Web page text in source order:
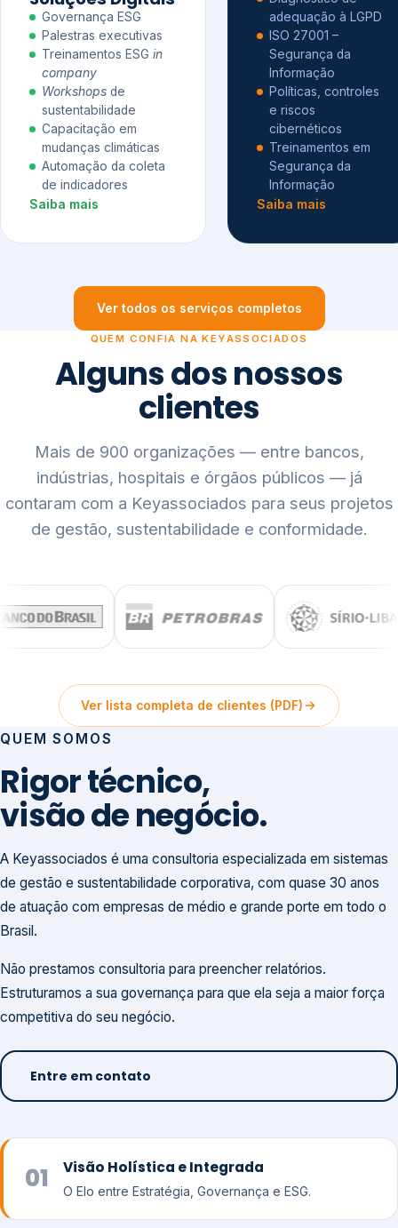
Governança ESG
Palestras executivas
Treinamentos ESG in
company
Workshops de
sustentabilidade
Capacitação em
mudanças climáticas
Automação da coleta
de indicadores
Saiba mais
adequação à LGPD
ISO 27001 –
Segurança da
Informação
Políticas, controles
e riscos
cibernéticos
Treinamentos em
Segurança da
Informação
Saiba mais
Ver todos os serviços completos
QUEM CONFIA NA KEYASSOCIADOS
Alguns dos nossos
clientes
Mais de 900 organizações — entre bancos,
indústrias, hospitais e órgãos públicos — já
contaram com a Keyassociados para seus projetos
de gestão, sustentabilidade e conformidade.
Ver lista completa de clientes (PDF)
QUEM SOMOS
Rigor técnico,
visão de negócio.
A Keyassociados é uma consultoria especializada em sistemas
de gestão e sustentabilidade corporativa, com quase 30 anos
de atuação com empresas de médio e grande porte em todo o
Brasil.
Não prestamos consultoria para preencher relatórios.
Estruturamos a sua governança para que ela seja a maior força
competitiva do seu negócio.
Entre em contato
01 Visão Holística e Integrada
O Elo entre Estratégia, Governança e ESG.